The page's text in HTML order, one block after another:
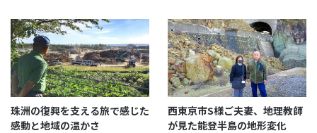
珠洲の復興を支える旅で感じた
感動と地域の温かさ
西東京市S様ご夫妻、地理教師
が見た能登半島の地形変化